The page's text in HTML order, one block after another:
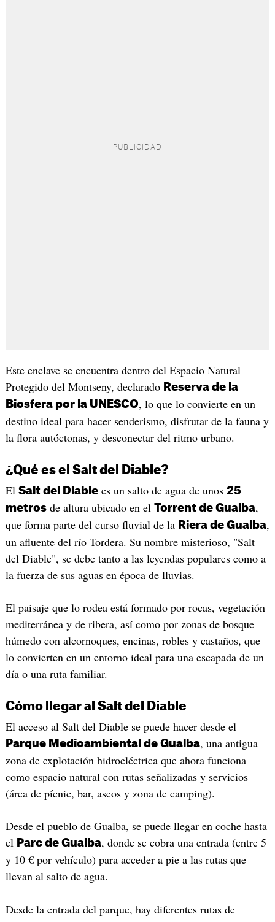
Este enclave se encuentra dentro del Espacio Natural
Protegido del Montseny, declarado Reserva de la
Biosfera por la UNESCO, lo que lo convierte en un
destino ideal para hacer senderismo, disfrutar de la fauna y
la flora autóctonas, y desconectar del ritmo urbano.
¿Qué es el Salt del Diable?
El Salt del Diablees un salto de agua de unos 25
metrosde altura ubicado en el Torrent de Gualba,
que forma parte del curso fluvial de la Riera de Gualba,
un afluente del río Tordera. Su nombre misterioso, "Salt
del Diable", se debe tanto a las leyendas populares como a
la fuerza de sus aguas en época de lluvias.
El paisaje que lo rodea está formado por rocas, vegetación
mediterránea y de ribera, así como por zonas de bosque
húmedo con alcornoques, encinas, robles y castaños, que
lo convierten en un entorno ideal para una escapada de un
día o una ruta familiar.
Cómo llegar al Salt del Diable
El acceso al Salt del Diable se puede hacer desde el
Parque Medioambiental de Gualba, una antigua
zona de explotación hidroeléctrica que ahora funciona
como espacio natural con rutas señalizadas y servicios
(área de pícnic, bar, aseos y zona de camping).
Desde el pueblo de Gualba, se puede llegar en coche hasta
el Parc de Gualba, donde se cobra una entrada (entre 5
y 10 € por vehículo) para acceder a pie a las rutas que
llevan al salto de agua.
Desde la entrada del parque, hay diferentes rutas de